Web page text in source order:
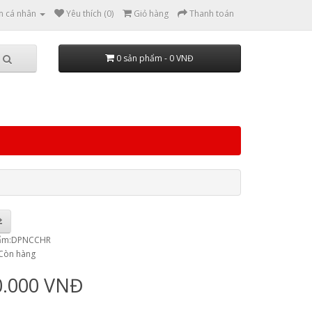
cá nhân Yêu thích (0) Giỏ hàng Thanh toán
0 sản phẩm - 0 VNĐ
hàng
VNĐ